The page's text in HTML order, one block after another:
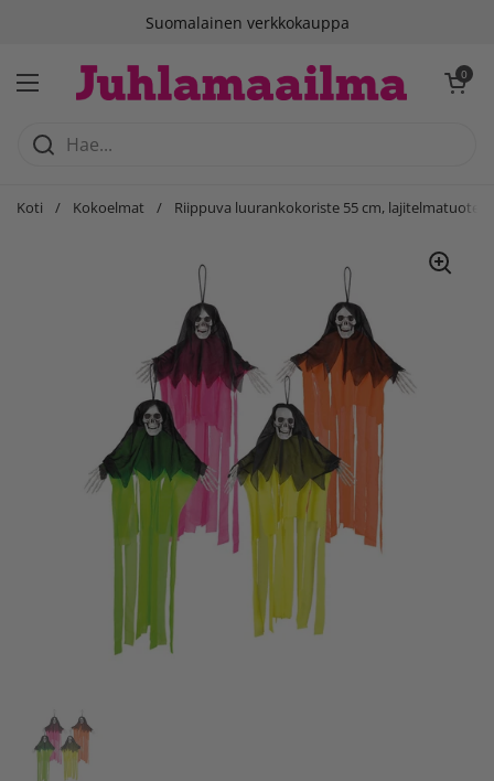
Suomalainen verkkokauppa
Avaa valikko
Avaa 0
Koti / Kokoelmat / Riippuva luurankokoriste 55 cm, lajitelmatuote 4